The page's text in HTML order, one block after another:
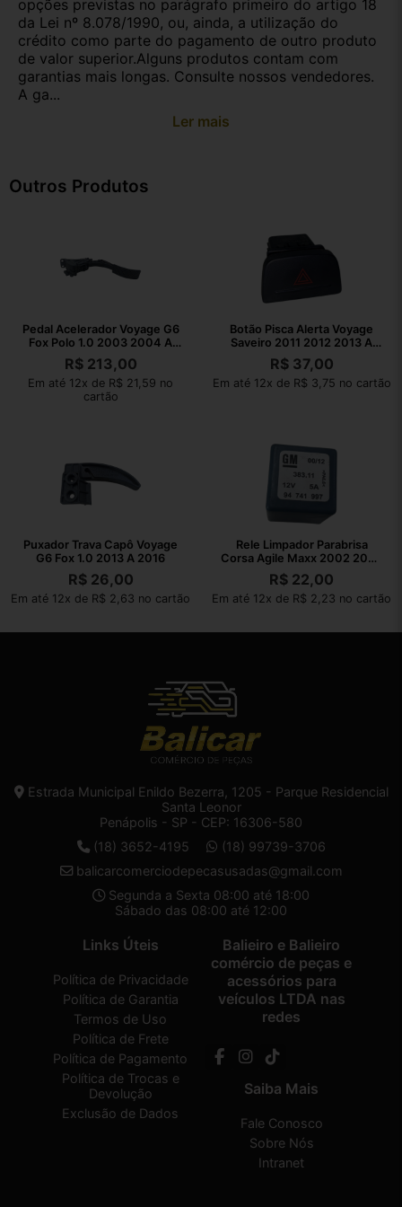
opções previstas no parágrafo primeiro do artigo 18
da Lei nº 8.078/1990, ou, ainda, a utilização do
crédito como parte do pagamento de outro produto
de valor superior.Alguns produtos contam com
garantias mais longas. Consulte nossos vendedores.
A ga...
Ler mais
Outros Produtos
Pedal Acelerador Voyage G6
Fox Polo 1.0 2003 2004 A
2023
R$213,00
Em até 12x de R$ 21,59 no
cartão
Botão Pisca Alerta Voyage
Saveiro 2011 2012 2013 A
2016
R$37,00
Em até 12x de R$ 3,75 no cartão
Puxador Trava Capô Voyage
G6 Fox 1.0 2013 A 2016
R$26,00
Em até 12x de R$ 2,63 no cartão
Rele Limpador Parabrisa
Corsa Agile Maxx 2002 2003
A 2010
R$ 22,00
Em até 12x de R$ 2,23 no cartão
Estrada Municipal Enildo Bezerra, 1205 - Parque Residencial
Santa Leonor
Penápolis - SP - CEP: 16306-580
(18) 3652-4195
(18) 99739-3706
balicarcomerciodepecasusadas@gmail.com
Segunda a Sexta 08:00 até 18:00
Sábado das 08:00 até 12:00
Links Úteis
Política de Privacidade
Política de Garantia
Termos de Uso
Política de Frete
Política de Pagamento
Política de Trocas e
Devolução
Exclusão de Dados
Balieiro e Balieiro
comércio de peças e
acessórios para
veículos LTDA nas
redes
Saiba Mais
Fale Conosco
Sobre Nós
Intranet